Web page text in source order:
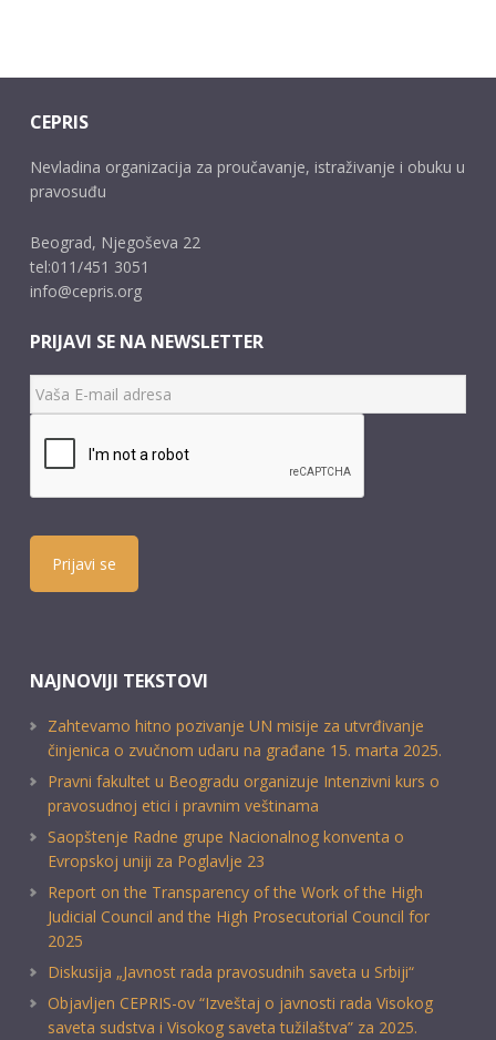
CEPRIS
Nevladina organizacija za proučavanje, istraživanje i obuku u
pravosuđu
Beograd, Njegoševa 22
tel:011/451 3051
info@cepris.org
PRIJAVI SE NA NEWSLETTER
Prijavi se
NAJNOVIJI TEKSTOVI
Zahtevamo hitno pozivanje UN misije za utvrđivanje
činjenica o zvučnom udaru na građane 15. marta 2025.
Pravni fakultet u Beogradu organizuje Intenzivni kurs o
pravosudnoj etici i pravnim veštinama
Saopštenje Radne grupe Nacionalnog konventa o
Evropskoj uniji za Poglavlje 23
Report on the Transparency of the Work of the High
Judicial Council and the High Prosecutorial Council for
2025
Diskusija „Javnost rada pravosudnih saveta u Srbiji“
Objavljen CEPRIS-ov “Izveštaj o javnosti rada Visokog
saveta sudstva i Visokog saveta tužilaštva” za 2025.